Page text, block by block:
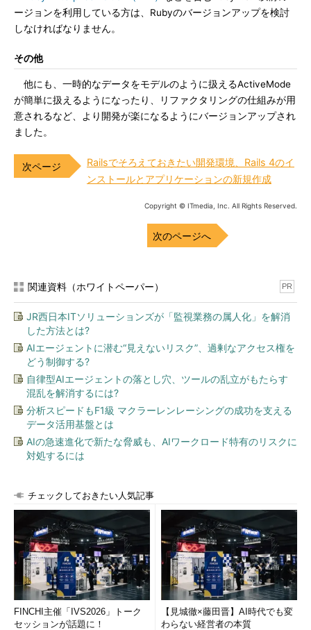
ージョンを利用している方は、Rubyのバージョンアップを検討
しなければなりません。
その他
他にも、一時的なデータをモデルのように扱えるActiveMode
が簡単に扱えるようになったり、リファクタリングの仕組みが用
意されるなど、より開発が楽になるようにバージョンアップされ
ました。
Railsでそろえておきたい開発環境、Rails 4のイ
ンストールとアプリケーションの新規作成
Copyright © ITmedia, Inc. All Rights Reserved.
次のページへ
関連資料（ホワイトペーパー） PR
JR西日本ITソリューションズが「監視業務の属人化」を解消
した方法とは?
AIエージェントに潜む“見えないリスク”、過剰なアクセス権を
どう制御する?
自律型AIエージェントの落とし穴、ツールの乱立がもたらす
混乱を解消するには?
分析スピードもF1級 マクラーレンレーシングの成功を支える
データ活用基盤とは
AIの急速進化で新たな脅威も、AIワークロード特有のリスクに
対処するには
チェックしておきたい人気記事
FINCHI主催「IVS2026」トーク
セッションが話題に！
【見城徹×藤田晋】AI時代でも変
わらない経営者の本質